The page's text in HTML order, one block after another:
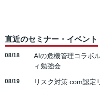
直近のセミナー・イベント
08/18
AIの危機管理コラボ
ィ勉強会
08/19
リスク対策.com認定